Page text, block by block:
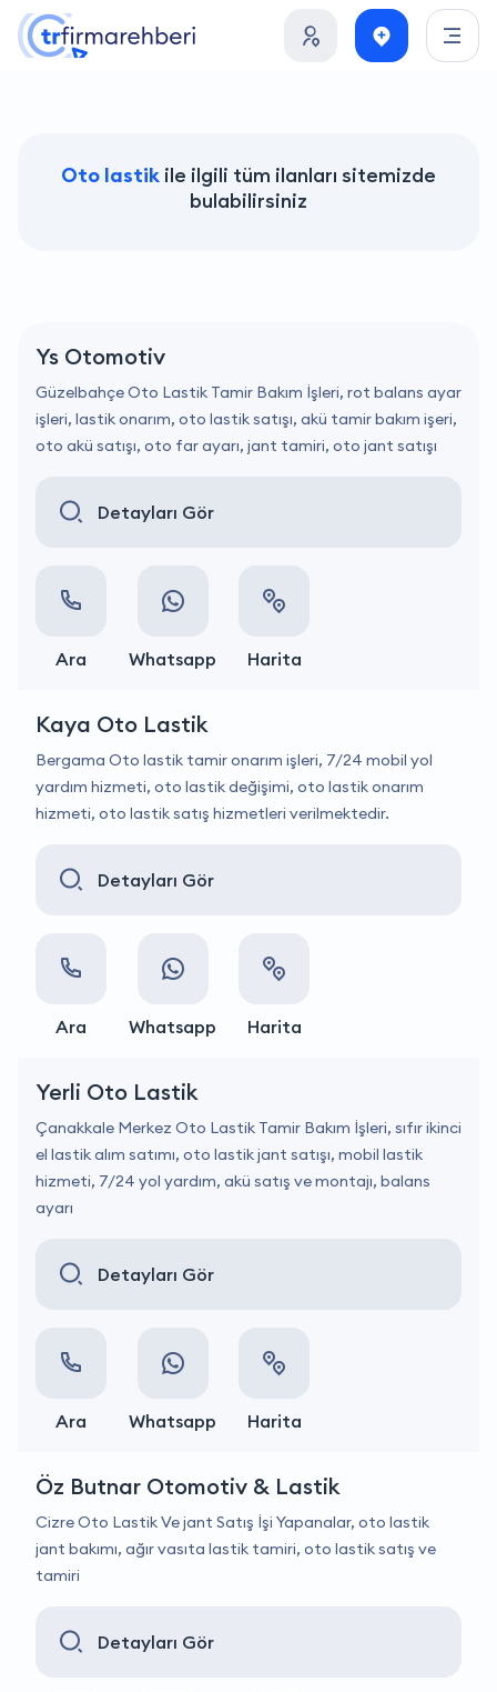
Oto lastik ile ilgili tüm ilanları sitemizde
bulabilirsiniz
Ys Otomotiv
Güzelbahçe Oto Lastik Tamir Bakım İşleri, rot balans ayar
işleri, lastik onarım, oto lastik satışı, akü tamir bakım işeri,
oto akü satışı, oto far ayarı, jant tamiri, oto jant satışı
Detayları Gör
Ara Whatsapp Harita
Kaya Oto Lastik
Bergama Oto lastik tamir onarım işleri, 7/24 mobil yol
yardım hizmeti, oto lastik değişimi, oto lastik onarım
hizmeti, oto lastik satış hizmetleri verilmektedir.
Detayları Gör
Ara Whatsapp Harita
Yerli Oto Lastik
Çanakkale Merkez Oto Lastik Tamir Bakım İşleri, sıfır ikinci
el lastik alım satımı, oto lastik jant satışı, mobil lastik
hizmeti, 7/24 yol yardım, akü satış ve montajı, balans
ayarı
Detayları Gör
Ara Whatsapp Harita
Öz Butnar Otomotiv & Lastik
Cizre Oto Lastik Ve jant Satış İşi Yapanalar, oto lastik
jant bakımı, ağır vasıta lastik tamiri, oto lastik satış ve
tamiri
Detayları Gör